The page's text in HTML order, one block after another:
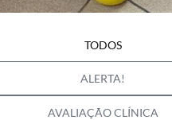
ALERTA!
AVALIAÇÃO CLÍNICA
TODOS